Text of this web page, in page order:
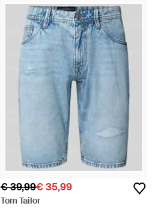
€ 39,99€ 35,99
Tom Tailor